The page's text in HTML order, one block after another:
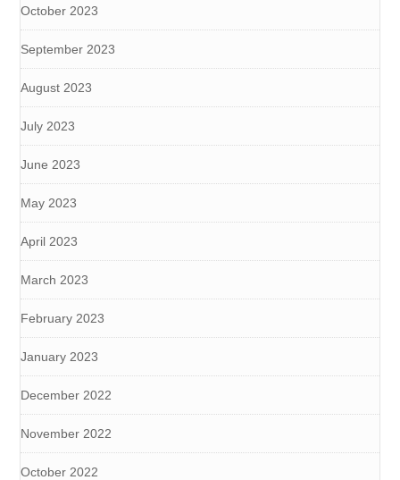
October 2023
September 2023
August 2023
July 2023
June 2023
May 2023
April 2023
March 2023
February 2023
January 2023
December 2022
November 2022
October 2022